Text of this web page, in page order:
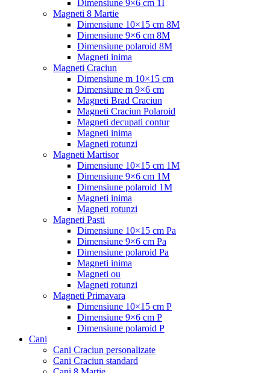
Dimensiune 9×6 cm 1I
Magneti 8 Martie
Dimensiune 10×15 cm 8M
Dimensiune 9×6 cm 8M
Dimensiune polaroid 8M
Magneti inima
Magneti Craciun
Dimensiune m 10×15 cm
Dimensiune m 9×6 cm
Magneti Brad Craciun
Magneti Craciun Polaroid
Magneti decupati contur
Magneti inima
Magneti rotunzi
Magneti Martisor
Dimensiune 10×15 cm 1M
Dimensiune 9×6 cm 1M
Dimensiune polaroid 1M
Magneti inima
Magneti rotunzi
Magneti Pasti
Dimensiune 10×15 cm Pa
Dimensiune 9×6 cm Pa
Dimensiune polaroid Pa
Magneti inima
Magneti ou
Magneti rotunzi
Magneti Primavara
Dimensiune 10×15 cm P
Dimensiune 9×6 cm P
Dimensiune polaroid P
Cani
Cani Craciun personalizate
Cani Craciun standard